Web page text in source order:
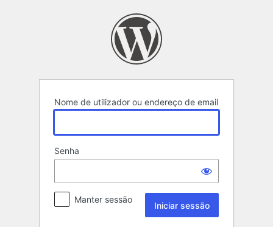
Nome de utilizador ou endereço de email
Senha
Manter sessão